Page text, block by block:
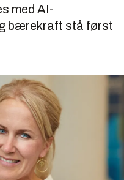
med AI-
bærekraft stå først